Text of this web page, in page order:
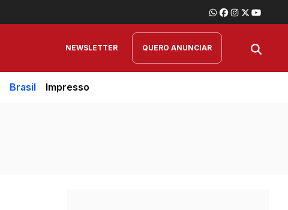
NEWSLETTER QUERO ANUNCIAR
Brasil Impresso